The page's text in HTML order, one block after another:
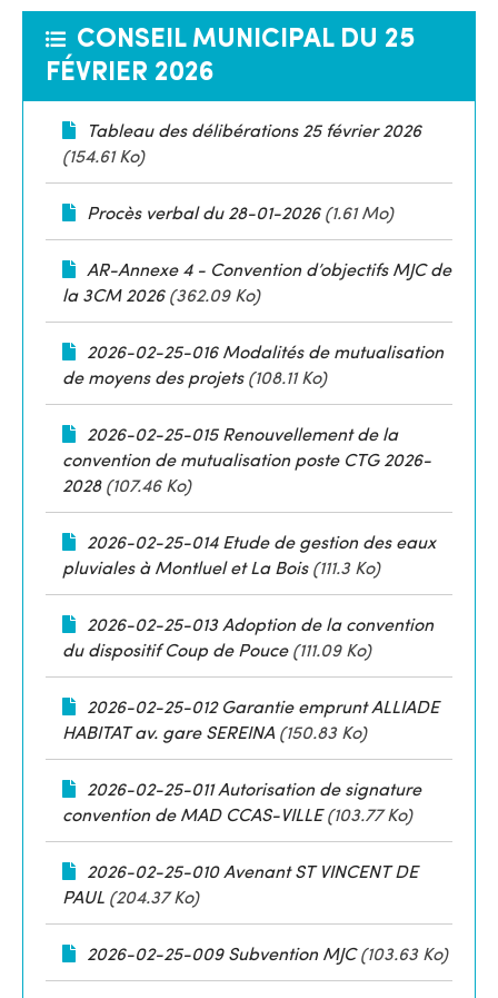
CONSEIL MUNICIPAL DU 25
FÉVRIER 2026
Tableau des délibérations 25 février 2026
(154.61 Ko)
Procès verbal du 28-01-2026(1.61 Mo)
AR-Annexe 4 - Convention d’objectifs MJC de
la 3CM 2026(362.09 Ko)
2026-02-25-016 Modalités de mutualisation
de moyens des projets(108.11 Ko)
2026-02-25-015 Renouvellement de la
convention de mutualisation poste CTG 2026-
2028(107.46 Ko)
2026-02-25-014 Etude de gestion des eaux
pluviales à Montluel et La Bois(111.3 Ko)
2026-02-25-013 Adoption de la convention
du dispositif Coup de Pouce(111.09 Ko)
2026-02-25-012 Garantie emprunt ALLIADE
HABITAT av. gare SEREINA (150.83 Ko)
2026-02-25-011 Autorisation de signature
convention de MAD CCAS-VILLE(103.77 Ko)
2026-02-25-010 Avenant ST VINCENT DE
PAUL (204.37 Ko)
2026-02-25-009 Subvention MJC(103.63 Ko)